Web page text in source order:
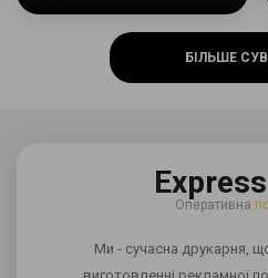
БІЛЬШЕ
Оперативна
Ми - сучасна друкарня,